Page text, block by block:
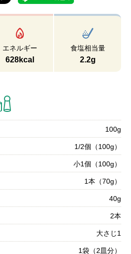
エネルギー
628kcal
食塩相当量
2.2g
100g
1/2個（100g）
小1個（100g）
1本（70g）
40g
2本
大さじ1
1袋（2皿分）